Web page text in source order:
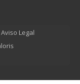
Aviso Legal